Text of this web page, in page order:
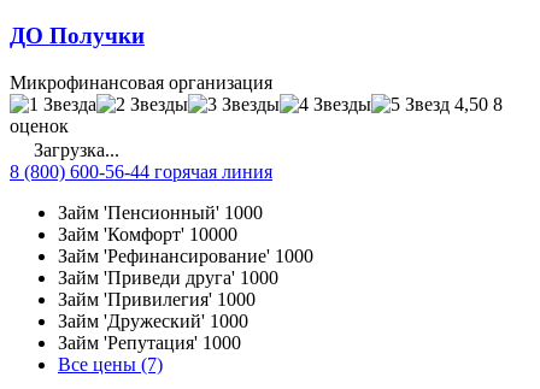
ДО Получки
Микрофинансовая организация
4,50 8
оценок
Загрузка...
8 (800) 600-56-44 горячая линия
Займ 'Пенсионный' 1000
Займ 'Комфорт' 10000
Займ 'Рефинансирование' 1000
Займ 'Приведи друга' 1000
Займ 'Привилегия' 1000
Займ 'Дружеский' 1000
Займ 'Репутация' 1000
Все цены (7)